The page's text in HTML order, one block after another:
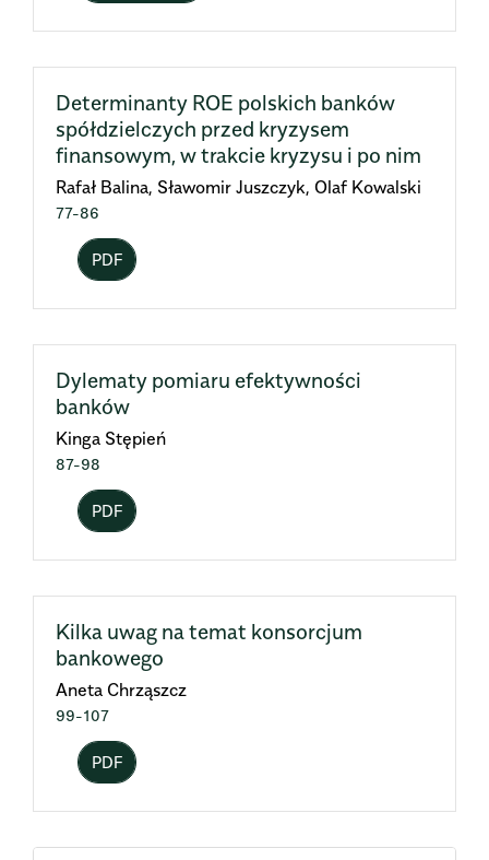
Determinanty ROE polskich banków
spółdzielczych przed kryzysem
finansowym, w trakcie kryzysu i po nim
Rafał Balina, Sławomir Juszczyk, Olaf Kowalski
77-86
PDF
Dylematy pomiaru efektywności
banków
Kinga Stępień
87-98
PDF
Kilka uwag na temat konsorcjum
bankowego
Aneta Chrząszcz
99-107
PDF